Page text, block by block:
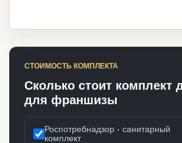
СТОИМОСТЬ КОМПЛЕКТА
Сколько стоит комплект
для франшизы
Роспотребнадзор - санитарный
комплект